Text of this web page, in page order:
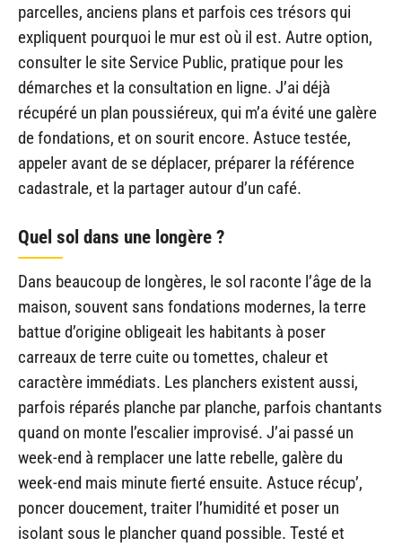
parcelles, anciens plans et parfois ces trésors qui
expliquent pourquoi le mur est où il est. Autre option,
consulter le site Service Public, pratique pour les
démarches et la consultation en ligne. J’ai déjà
récupéré un plan poussiéreux, qui m’a évité une galère
de fondations, et on sourit encore. Astuce testée,
appeler avant de se déplacer, préparer la référence
cadastrale, et la partager autour d’un café.
Quel sol dans une longère ?
Dans beaucoup de longères, le sol raconte l’âge de la
maison, souvent sans fondations modernes, la terre
battue d’origine obligeait les habitants à poser
carreaux de terre cuite ou tomettes, chaleur et
caractère immédiats. Les planchers existent aussi,
parfois réparés planche par planche, parfois chantants
quand on monte l’escalier improvisé. J’ai passé un
week-end à remplacer une latte rebelle, galère du
week-end mais minute fierté ensuite. Astuce récup’,
poncer doucement, traiter l’humidité et poser un
isolant sous le plancher quand possible. Testé et